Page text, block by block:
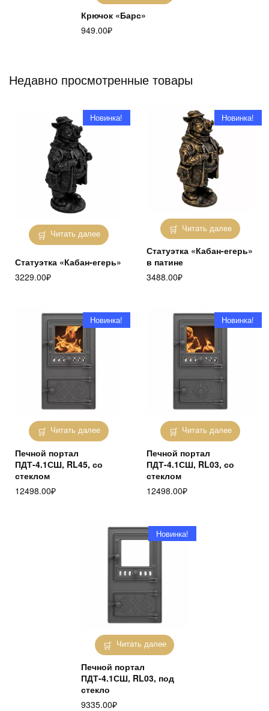
Крючок «Барс»
949.00₽
Недавно просмотренные товары
Читать далее
Новинка!
Статуэтка «Кабан-егерь»
3229.00₽
Читать далее
Новинка!
Статуэтка «Кабан-егерь»
в патине
3488.00₽
Читать далее
Новинка!
Печной портал
ПДТ-4.1СШ, RL45, со
стеклом
12498.00₽
Читать далее
Новинка!
Печной портал
ПДТ-4.1СШ, RL03, со
стеклом
12498.00₽
Читать далее
Новинка!
Печной портал
ПДТ-4.1СШ, RL03, под
стекло
9335.00₽